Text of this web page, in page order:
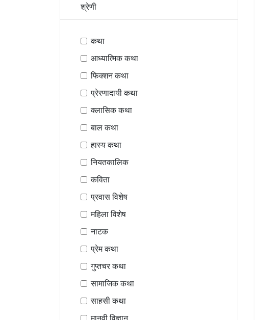
श्रेणी
कथा
आध्यात्मिक कथा
फिक्शन कथा
प्रेरणादायी कथा
क्लासिक कथा
बाल कथा
हास्य कथा
नियतकालिक
कविता
प्रवास विशेष
महिला विशेष
नाटक
प्रेम कथा
गुप्तचर कथा
सामाजिक कथा
साहसी कथा